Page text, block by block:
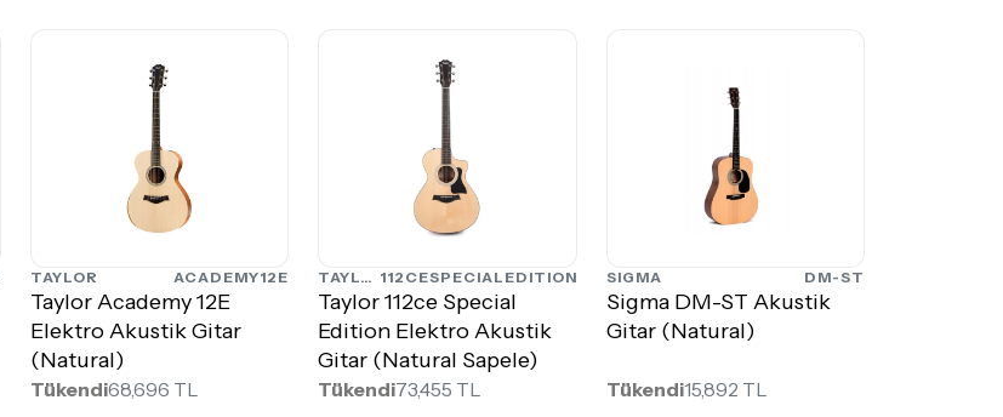
TAYLOR ACADEMY12E
Taylor Academy 12E
Elektro Akustik Gitar
(Natural)
Tükendi68,696 TL
TAYLOR 112CESPECIALEDITION
Taylor 112ce Special
Edition Elektro Akustik
Gitar (Natural Sapele)
Tükendi73,455 TL
SIGMA DM-ST
Sigma DM-ST Akustik
Gitar (Natural)
Tükendi15,892 TL